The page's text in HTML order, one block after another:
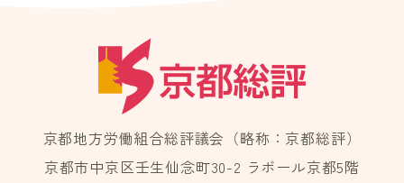
京都地方労働組合総評議会（略称：京都総評）
京都市中京区壬生仙念町30-2 ラボール京都5階